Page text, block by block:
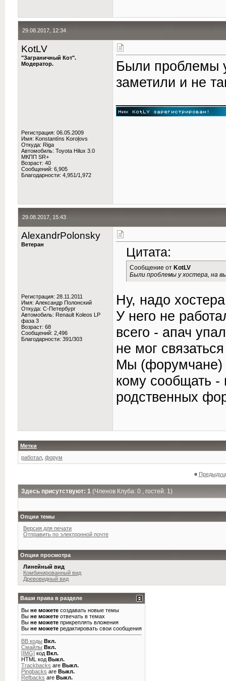
29.08.2017, 12:34
KotLV
"Заграничный Кот".
Модератор.
Регистрация: 06.05.2009
Имя: Konstantīns Koroļovs
Откуда: Riga
Автомобиль: Toyota Hilux 3.0
МКПП SR+
Возраст: 40
Сообщений: 6,905
Благодарности: 4,951/1,972
Были проблемы
заметили и не
29.08.2017, 15:43
AlexandrPolonsky
Ветеран
Регистрация: 28.11.2011
Имя: Александр Полонский
Откуда: C-Петербург
Автомобиль: Renault Koleos LP
фаза 3
Возраст: 68
Сообщений: 2,496
Благодарности: 391/303
Цитата:
Сообщение от KotLV
Были проблемы у хостера, на
Ну, надо
У него не
всего - апач
не мог
Мы (форумчане)
кому сообщать -
родственных
Метки
работал форум
«
Здесь присутствуют: 1 (Членов Клуба: 0 , гостей: 1)
Опции темы
Версия для печати
Отправить по электронной почте
Опции просмотра
Линейный вид
Комбинированный вид
Древовидный вид
Ваши права в разделе
Вы не можете создавать новые темы
Вы не можете отвечать в темах
Вы не можете прикреплять вложения
Вы не можете редактировать свои сообщения
BB коды Вкл.
Смайлы Вкл.
[IMG] код Вкл.
HTML код Выкл.
Trackbacks are Выкл.
Pingbacks are Выкл.
Refbacks are Выкл.